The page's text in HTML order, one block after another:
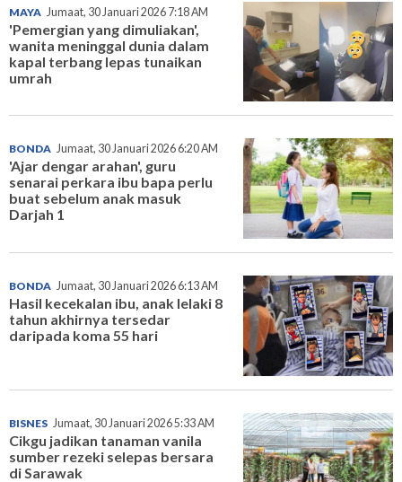
MAYA Jumaat, 30 Januari 2026 7:18 AM
'Pemergian yang dimuliakan',
wanita meninggal dunia dalam
kapal terbang lepas tunaikan
umrah
BONDA Jumaat, 30 Januari 2026 6:20 AM
'Ajar dengar arahan', guru
senarai perkara ibu bapa perlu
buat sebelum anak masuk
Darjah 1
BONDA Jumaat, 30 Januari 2026 6:13 AM
Hasil kecekalan ibu, anak lelaki 8
tahun akhirnya tersedar
daripada koma 55 hari
BISNES Jumaat, 30 Januari 2026 5:33 AM
Cikgu jadikan tanaman vanila
sumber rezeki selepas bersara
di Sarawak